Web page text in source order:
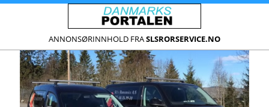
ANNONSØRINNHOLD FRASLSRORSERVICE.NO